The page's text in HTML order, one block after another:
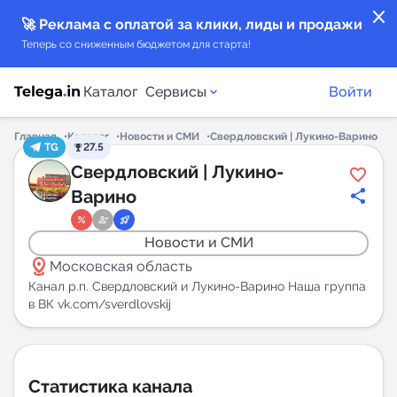
close
🚀 Реклама с оплатой за клики, лиды и продажи
Теперь со сниженным бюджетом для старта!
Каталог Сервисы
Каталог каналов
Каталог ботов
Горящие предложения
Индекс читаемости каналов в Telegram
New
New
Войти
Главная Каталог Новости и СМИ
Свердловский | Лукино-Варино
TG
27.5
Свердловский | Лукино-
Варино
Новости и СМИ
distance Московская область
Канал р.п. Свердловский и Лукино-Варино Наша группа
в ВК vk.com/sverdlovskij
Статистика канала